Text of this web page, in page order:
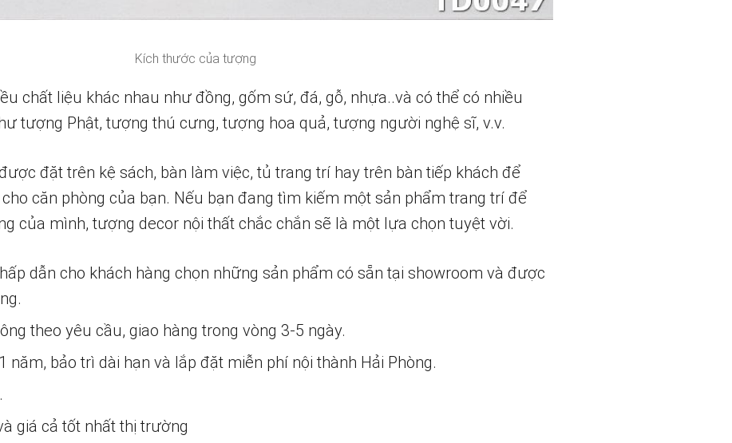
Kích thước của tượng
chất liệu khác nhau như đồng, gốm sứ, đá, gỗ, nhựa..và có thể có nhiều
tượng Phật, tượng thú cưng, tượng hoa quả, tượng người nghệ sĩ, v.v.
đặt trên kệ sách, bàn làm việc, tủ trang trí hay trên bàn tiếp khách để
căn phòng của bạn. Nếu bạn đang tìm kiếm một sản phẩm trang trí để
của mình, tượng decor nội thất chắc chắn sẽ là một lựa chọn tuyệt vời.
dẫn cho khách hàng chọn những sản phẩm có sẵn tại showroom và được
theo yêu cầu, giao hàng trong vòng 3-5 ngày.
năm, bảo trì dài hạn và lắp đặt miễn phí nội thành Hải Phòng.
giá cả tốt nhất thị trường